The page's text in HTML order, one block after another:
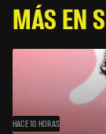
MÁS EN
HACE 10 HORAS